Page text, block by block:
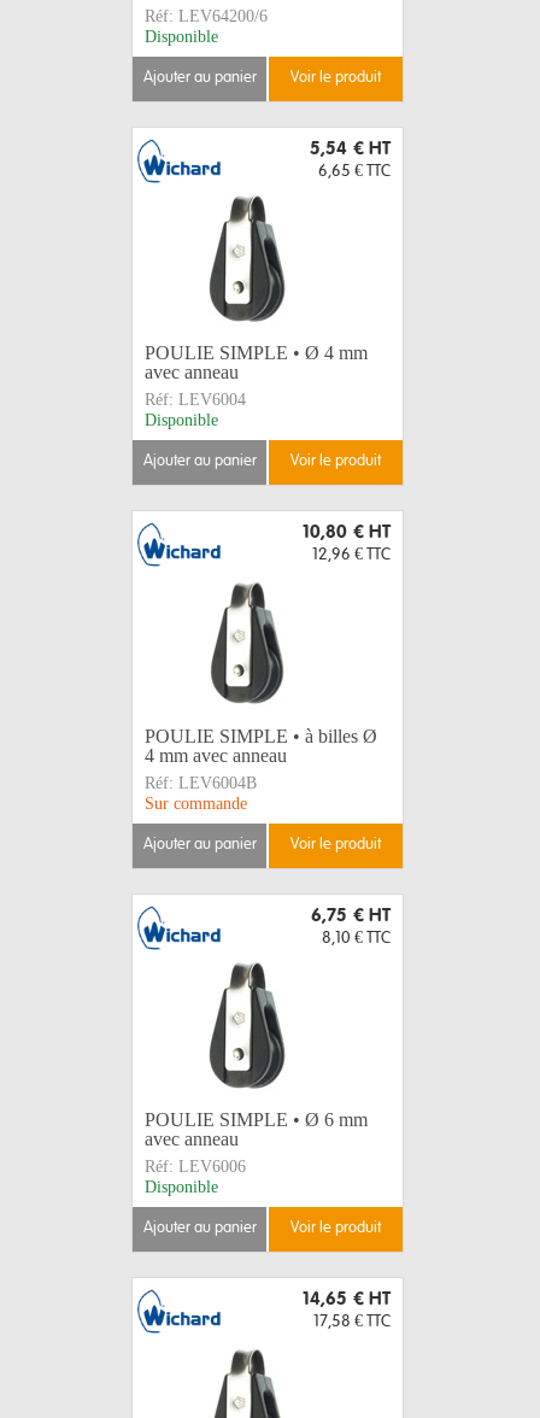
Réf: LEV64200/6
Disponible
ajouter au panier voir le produit
5,54 € HT
6,65 € TTC
POULIE SIMPLE • Ø 4 mm
avec anneau
Réf: LEV6004
Disponible
ajouter au panier voir le produit
10,80 € HT
12,96 € TTC
POULIE SIMPLE • à billes Ø
4 mm avec anneau
Réf: LEV6004B
Sur commande
ajouter au panier voir le produit
6,75 € HT
8,10 € TTC
POULIE SIMPLE • Ø 6 mm
avec anneau
Réf: LEV6006
Disponible
ajouter au panier voir le produit
14,65 € HT
17,58 € TTC